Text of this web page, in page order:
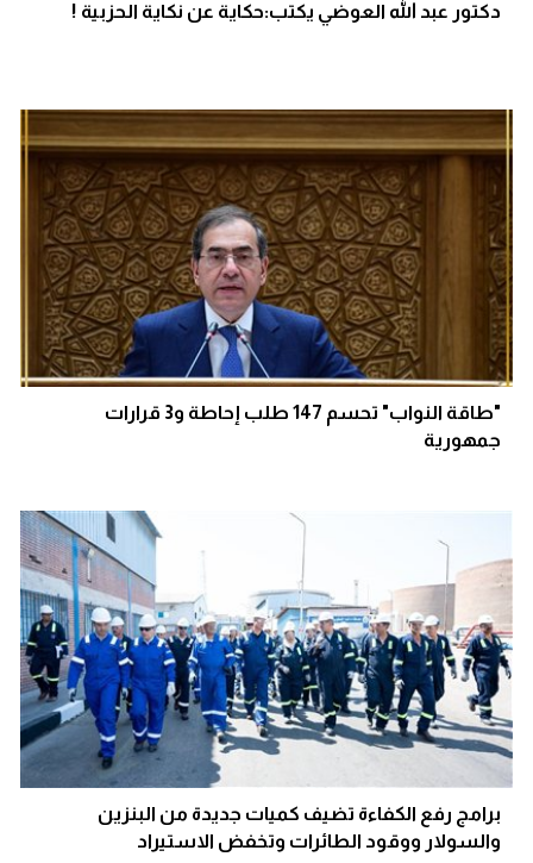
دكتور عبد الله العوضي يكتب:حكاية عن نكاية الحزبية !
"طاقة النواب" تحسم 147 طلب إحاطة و3 قرارات
جمهورية
برامج رفع الكفاءة تضيف كميات جديدة من البنزين
والسولار ووقود الطائرات وتخفض الاستيراد